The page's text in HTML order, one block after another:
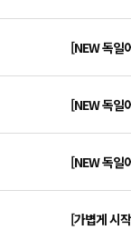
[NEW 독일
[NEW 독일
[NEW 독일
[가볍게 시